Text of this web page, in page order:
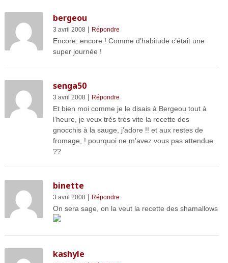
bergeou
3 avril 2008 | Répondre
Encore, encore ! Comme d’habitude c’était une
super journée !
senga50
3 avril 2008 | Répondre
Et bien moi comme je le disais à Bergeou tout à
l’heure, je veux très très vite la recette des
gnocchis à la sauge, j’adore !! et aux restes de
fromage, ! pourquoi ne m’avez vous pas attendue
??
binette
3 avril 2008 | Répondre
On sera sage, on la veut la recette des shamallows
kashyle